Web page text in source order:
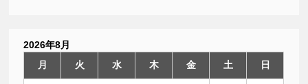
2026年8月
月
火 水 木 金 土 日